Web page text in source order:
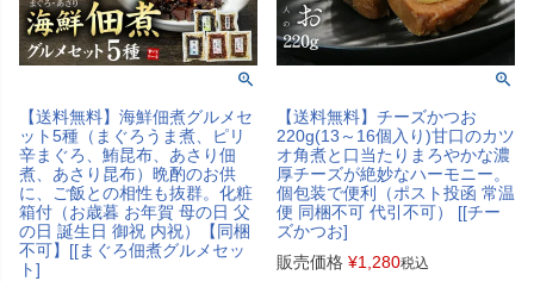
【送料無料】海鮮佃煮グルメセ
ット5種（まぐろうま煮、ピリ
辛まぐろ、鮪昆布、あさり佃
煮、あさり昆布）晩酌のお供
に、ご飯との相性も抜群。化粧
箱付（お歳暮 お年賀 母の日 父
の日 誕生日 御祝 内祝）【同梱
不可】[[まぐろ佃煮グルメセッ
ト]
【送料無料】チーズかつお
220g(13～16個入り)甘口のカツ
オ角煮と口当たりまろやかな濃
厚チーズが絶妙なハーモニー。
個包装で便利（ポスト投函 常温
便 同梱不可 代引不可） [[チー
ズかつお]
販売価格 ¥1,280税込